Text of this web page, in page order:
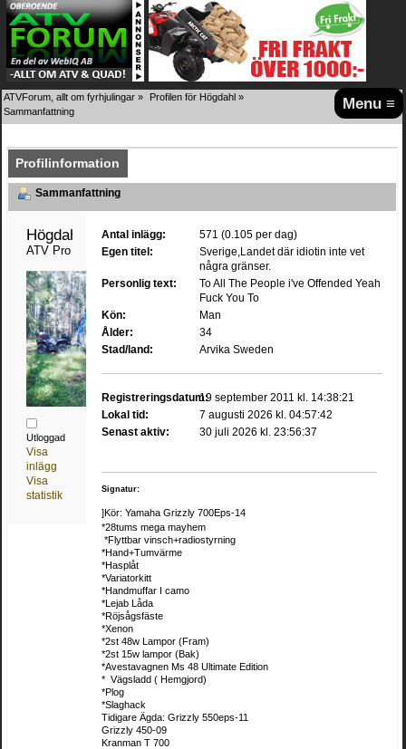
Menu ≡
ATVForum, allt om fyrhjulingar » Profilen för Högdahl »
Sammanfattning
Profilinformation
Sammanfattning
ATV Pro
Utloggad
Visa
inlägg
Visa
statistik
Antal inlägg:
571 (0.105 per dag)
Egen titel:
Sverige,Landet där idiotin inte vet
några gränser.
Personlig text:
To All The People i've Offended Yeah
Fuck You To
Kön:
Man
Ålder:
34
Stad/land:
Arvika Sweden
Registreringsdatum:19 september 2011 kl. 14:38:21
Lokal tid:
7 augusti 2026 kl. 04:57:42
Senast aktiv:
30 juli 2026 kl. 23:56:37
Signatur:
]Kör: Yamaha Grizzly 700Eps-14
*28tums mega mayhem
*Flyttbar vinsch+radiostyrning
*Hand+Tumvärme
*Hasplåt
*Variatorkitt
*Handmuffar I camo
*Lejab Låda
*Röjsågsfäste
*Xenon
*2st 48w Lampor (Fram)
*2st 15w lampor (Bak)
*Avestavagnen Ms 48 Ultimate Edition
* Vägsladd ( Hemgjord)
*Plog
*Slaghack
Tidigare Ägda: Grizzly 550eps-11
Grizzly 450-09
Kranman T 700